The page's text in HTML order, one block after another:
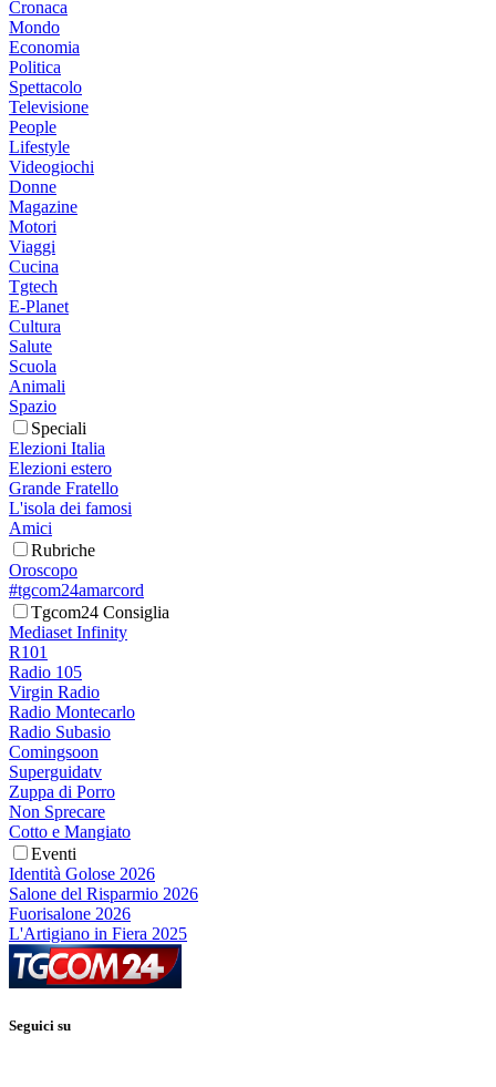
Cronaca
Mondo
Economia
Politica
Spettacolo
Televisione
People
Lifestyle
Videogiochi
Donne
Magazine
Motori
Viaggi
Cucina
Tgtech
E-Planet
Cultura
Salute
Scuola
Animali
Spazio
Speciali
Elezioni Italia
Elezioni estero
Grande Fratello
L'isola dei famosi
Amici
Rubriche
Oroscopo
#tgcom24amarcord
Tgcom24 Consiglia
Mediaset Infinity
R101
Radio 105
Virgin Radio
Radio Montecarlo
Radio Subasio
Comingsoon
Superguidatv
Zuppa di Porro
Non Sprecare
Cotto e Mangiato
Eventi
Identità Golose 2026
Salone del Risparmio 2026
Fuorisalone 2026
L'Artigiano in Fiera 2025
Seguici su